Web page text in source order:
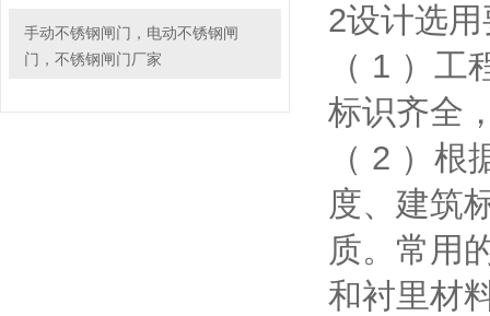
手动不锈钢闸门，电动不锈钢闸
门，不锈钢闸门厂家
2设计选
（ 1 ）
标识齐全
（ 2 ）
度、建筑
质。常用
和衬里材